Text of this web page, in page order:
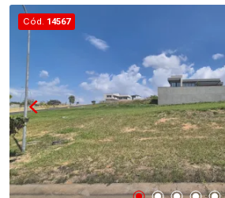
Cód. 14567